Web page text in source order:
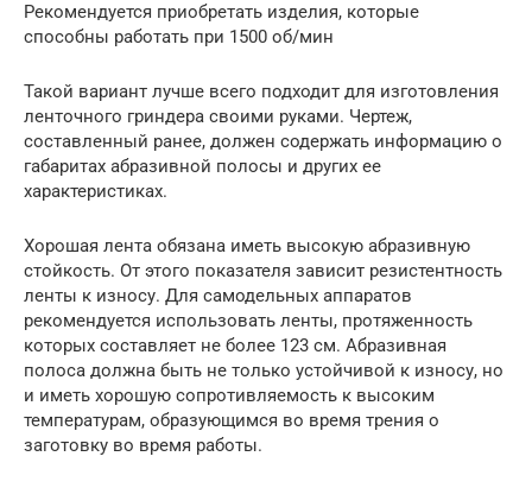
Рекомендуется приобретать изделия, которые
способны работать при 1500 об/мин
Такой вариант лучше всего подходит для изготовления
ленточного гриндера своими руками. Чертеж,
составленный ранее, должен содержать информацию о
габаритах абразивной полосы и других ее
характеристиках.
Хорошая лента обязана иметь высокую абразивную
стойкость. От этого показателя зависит резистентность
ленты к износу. Для самодельных аппаратов
рекомендуется использовать ленты, протяженность
которых составляет не более 123 см. Абразивная
полоса должна быть не только устойчивой к износу, но
и иметь хорошую сопротивляемость к высоким
температурам, образующимся во время трения о
заготовку во время работы.